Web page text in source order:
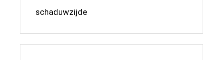
schaduwzijde